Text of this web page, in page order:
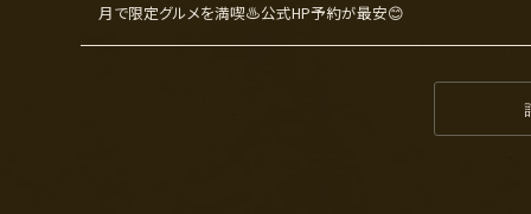
月で限定グルメを満喫♨️公式HP予約が最安😊